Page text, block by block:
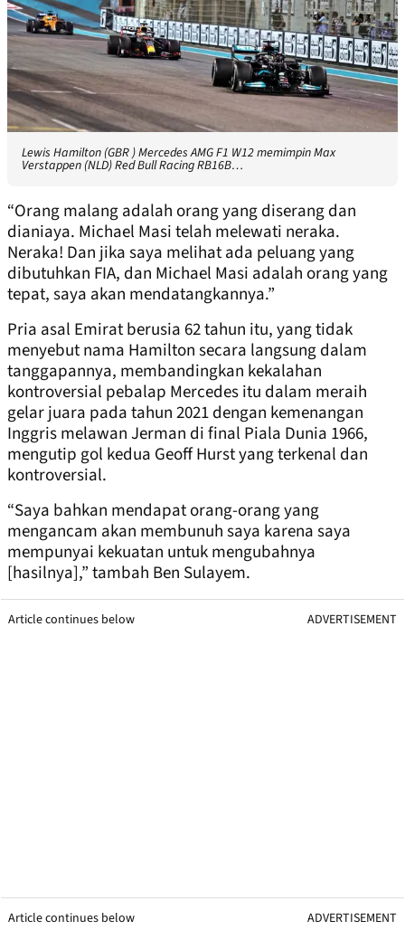
Lewis Hamilton (GBR ) Mercedes AMG F1 W12 memimpin Max
Verstappen (NLD) Red Bull Racing RB16B…
“Orang malang adalah orang yang diserang dan
dianiaya. Michael Masi telah melewati neraka.
Neraka! Dan jika saya melihat ada peluang yang
dibutuhkan FIA, dan Michael Masi adalah orang yang
tepat, saya akan mendatangkannya.”
Pria asal Emirat berusia 62 tahun itu, yang tidak
menyebut nama Hamilton secara langsung dalam
tanggapannya, membandingkan kekalahan
kontroversial pebalap Mercedes itu dalam meraih
gelar juara pada tahun 2021 dengan kemenangan
Inggris melawan Jerman di final Piala Dunia 1966,
mengutip gol kedua Geoff Hurst yang terkenal dan
kontroversial.
“Saya bahkan mendapat orang-orang yang
mengancam akan membunuh saya karena saya
mempunyai kekuatan untuk mengubahnya
[hasilnya],” tambah Ben Sulayem.
Article continues below ADVERTISEMENT
Article continues below ADVERTISEMENT